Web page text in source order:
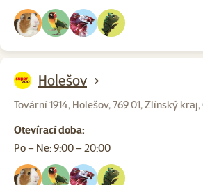
Holešov
Tovární 1914, Holešov, 769 01, Zlínský
Otevírací doba:
Po – Ne: 9:00 – 20:00